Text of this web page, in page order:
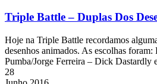
Triple Battle – Duplas Dos
Hoje na Triple Battle recordamos
desenhos animados. As escolhas
Pumba/Jorge Ferreira – Dick Dastardly
28